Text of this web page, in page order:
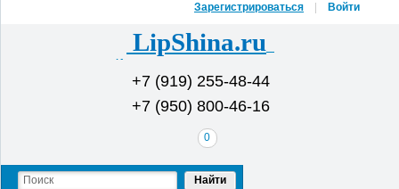
LipShina.ru
Интернет-магазин шин и дисков
+7 (919) 255-48-44
+7 (950) 800-46-16
В
вашей
корзине
0
Найти
Зарегистрироваться Войти